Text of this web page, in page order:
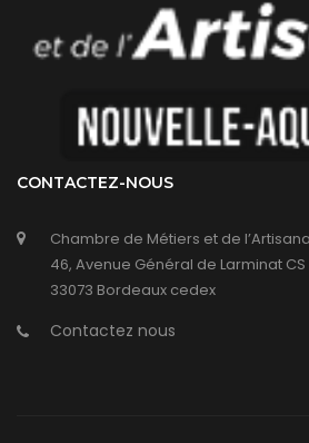
CONTACTEZ-NOUS
Chambre de Métiers et de
46, Avenue Général de Larminat CS
33073 Bordeaux cedex
Contactez nous